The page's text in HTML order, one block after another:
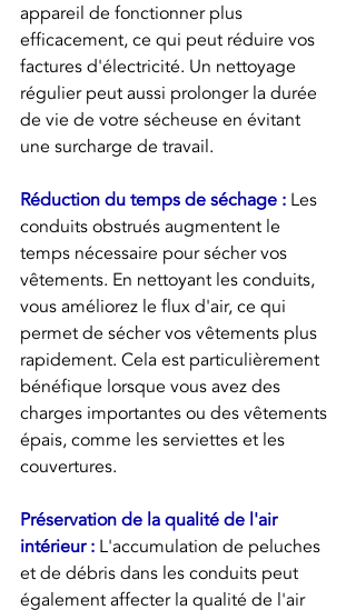
appareil de fonctionner plus
efficacement, ce qui peut réduire vos
factures d'électricité. Un nettoyage
régulier peut aussi prolonger la durée
de vie de votre sécheuse en évitant
une surcharge de travail.
Réduction du temps de séchage : Les
conduits obstrués augmentent le
temps nécessaire pour sécher vos
vêtements. En nettoyant les conduits,
vous améliorez le flux d'air, ce qui
permet de sécher vos vêtements plus
rapidement. Cela est particulièrement
bénéfique lorsque vous avez des
charges importantes ou des vêtements
épais, comme les serviettes et les
couvertures.
Préservation de la qualité de l'air
intérieur : L'accumulation de peluches
et de débris dans les conduits peut
également affecter la qualité de l'air